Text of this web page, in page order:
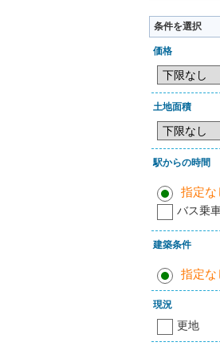
条件を選択
価格
土地面積
駅からの時間
指定な
バス乗
建築条件
指定な
現況
更地